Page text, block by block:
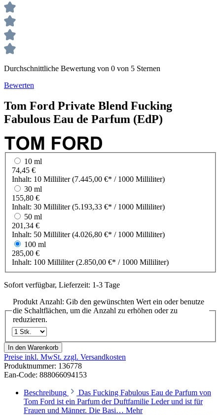
Durchschnittliche Bewertung von 0 von 5 Sternen
Bewerten
Tom Ford Private Blend Fucking
Fabulous Eau de Parfum (EdP)
10 ml
74,45 €
Inhalt: 10 Milliliter(7.445,00 €* / 1000 Milliliter)
30 ml
155,80 €
Inhalt: 30 Milliliter(5.193,33 €* / 1000 Milliliter)
50 ml
201,34 €
Inhalt: 50 Milliliter(4.026,80 €* / 1000 Milliliter)
100 ml
285,00 €
Inhalt: 100 Milliliter(2.850,00 €* / 1000 Milliliter)
Sofort verfügbar, Lieferzeit: 1-3 Tage
Produkt Anzahl: Gib den gewünschten Wert ein oder benutze
die Schaltflächen, um die Anzahl zu erhöhen oder zu
reduzieren.
In den Warenkorb
Preise inkl. MwSt. zzgl. Versandkosten
Produktnummer: 136778
Ean-Code: 888066094153
Beschreibung
Das Fucking Fabulous Eau de Parfum von
Tom Ford ist ein Parfum der Duftfamilie Leder und ist für
Frauen und Männer. Die Basi… Mehr